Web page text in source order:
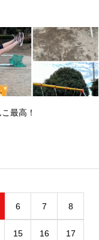
最高！
6 7 8
15 16 17